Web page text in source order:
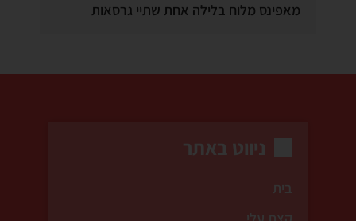
מאפינס מלוח בלילה אחת שתיי גרסאות
ניווט באתר
בית